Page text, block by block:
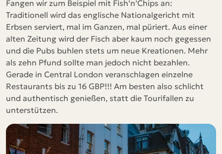
Fangen wir zum Beispiel mit Fish’n’Chips an:
Traditionell wird das englische Nationalgericht mit
Erbsen serviert, mal im Ganzen, mal püriert. Aus einer
alten Zeitung wird der Fisch aber kaum noch gegessen
und die Pubs buhlen stets um neue Kreationen. Mehr
als zehn Pfund sollte man jedoch nicht bezahlen.
Gerade in Central London veranschlagen einzelne
Restaurants bis zu 16 GBP!!! Am besten also schlicht
und authentisch genießen, statt die Tourifallen zu
unterstützen.